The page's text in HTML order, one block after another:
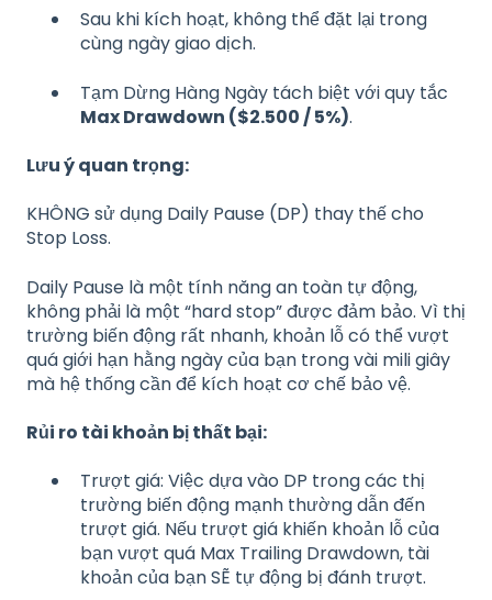
Sau khi kích hoạt, không thể đặt lại trong
cùng ngày giao dịch.
Tạm Dừng Hàng Ngày tách biệt với quy tắc
Max Drawdown ($2.500 / 5%).
Lưu ý quan trọng:
KHÔNG sử dụng Daily Pause (DP) thay thế cho
Stop Loss.
Daily Pause là một tính năng an toàn tự động,
không phải là một “hard stop” được đảm bảo. Vì thị
trường biến động rất nhanh, khoản lỗ có thể vượt
quá giới hạn hằng ngày của bạn trong vài mili giây
mà hệ thống cần để kích hoạt cơ chế bảo vệ.
Rủi ro tài khoản bị thất bại:
Trượt giá: Việc dựa vào DP trong các thị
trường biến động mạnh thường dẫn đến
trượt giá. Nếu trượt giá khiến khoản lỗ của
bạn vượt quá Max Trailing Drawdown, tài
khoản của bạn SẼ tự động bị đánh trượt.